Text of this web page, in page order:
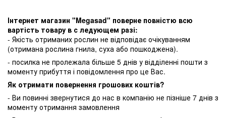
Інтернет магазин "Megasad" поверне повністю всю
вартість товару в с ледующем разі:
- Якість отриманих рослин не відповідає очікуванням
(отримана рослина гнила, суха або пошкоджена).
- посилка не пролежала більше 5 днів у відділенні пошти з
моменту прибуття і повідомлення про це Вас.
Як отримати повернення грошових коштів?
- Ви повинні звернутися до нас в компанію не пізніше 7 днів з
моменту отримання замовлення